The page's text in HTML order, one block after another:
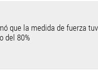
que la medida de fuerza
del 80%